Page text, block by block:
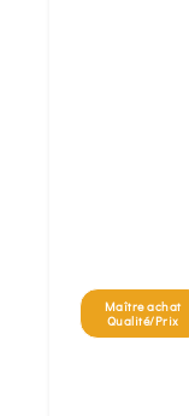
Maître achat
Qualité/Prix